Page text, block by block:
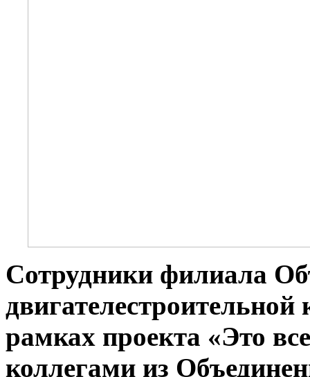
Сотрудники филиала
рамках проекта «Это
коллегами из